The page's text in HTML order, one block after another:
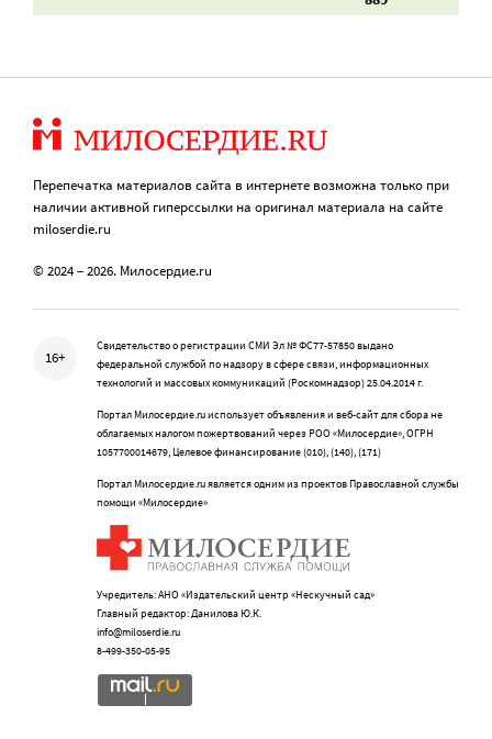
Перепечатка материалов сайта в интернете возможна только при
наличии активной гиперссылки на оригинал материала на сайте
miloserdie.ru
© 2024 – 2026. Милосердие.ru
16+
Свидетельство о регистрации СМИ Эл № ФС77-57850 выдано
федеральной службой по надзору в сфере связи, информационных
технологий и массовых коммуникаций (Роскомнадзор) 25.04.2014 г.
Портал Милосердие.ru использует объявления и веб-сайт для сбора не
облагаемых налогом пожертвований через РОО «Милосердие», ОГРН
1057700014679, Целевое финансирование (010), (140), (171)
Портал Милосердие.ru является одним из проектов Православной службы
помощи «Милосердие»
Учредитель: АНО «Издательский центр «Нескучный сад»
Главный редактор: Данилова Ю.К.
info@miloserdie.ru
8-499-350-05-95